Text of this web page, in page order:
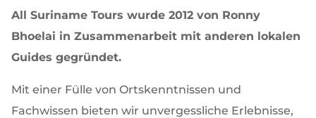
All Suriname Tours wurde 2012 von Ronny
Bhoelai in Zusammenarbeit mit anderen lokalen
Guides gegründet.
Mit einer Fülle von Ortskenntnissen und
Fachwissen bieten wir unvergessliche Erlebnisse,